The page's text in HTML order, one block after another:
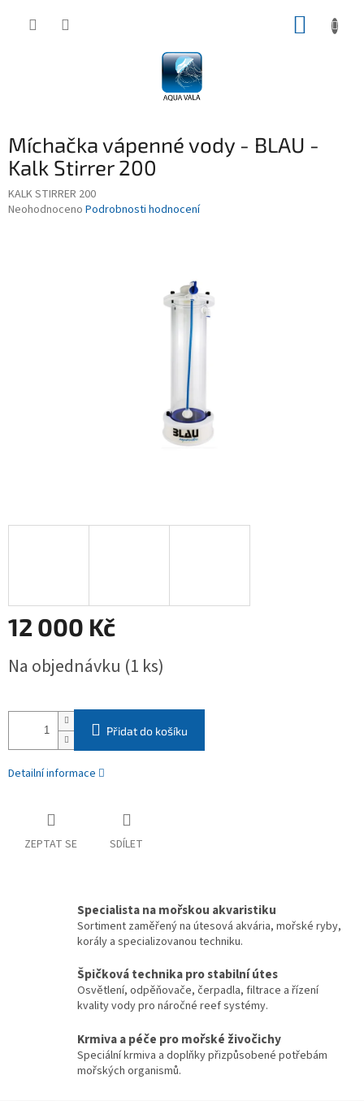
Míchačka vápenné vody - BLAU -
Kalk Stirrer 200
KALK STIRRER 200
Průměrné
Neohodnoceno Podrobnosti hodnocení
12 000 Kč
cena:
Na objednávku (1 ks)
Přidat do košíku
Detailní informace
ZEPTAT SE SDÍLET
Specialista na mořskou akvaristiku
Sortiment zaměřený na útesová akvária, mořské ryby,
korály a specializovanou techniku.
Špičková technika pro stabilní útes
Osvětlení, odpěňovače, čerpadla, filtrace a řízení
kvality vody pro náročné reef systémy.
Krmiva a péče pro mořské živočichy
Speciální krmiva a doplňky přizpůsobené potřebám
mořských organismů.